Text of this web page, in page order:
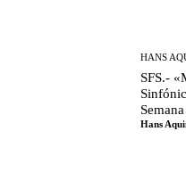
HANS
SFS.-
Hans